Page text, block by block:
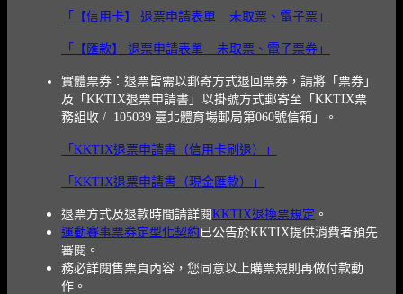
「【信用卡】 退票申請表單 _ 未取票、電子票 」
「【匯款】 退票申請表單 _ 未取票、電子票券」
實體票券：退票皆需以郵寄方式退回票券，請將「票券」
及「KKTIX退票申請書」以掛號方式郵寄至「KKTIX票
務組收 / 105039 臺北體育場郵局第060號信箱」。
「KKTIX退票申請書（信用卡刷退）」
「KKTIX退票申請書（現金匯款）」
退票方式及退款時間請詳閱KKTIX退換票規定 。
運動賽事票券定型化契約 已公告於KKTIX提供消費者預先
審閱。
務必詳閱售票頁內容，您同意以上購票規則再做付款動
作。